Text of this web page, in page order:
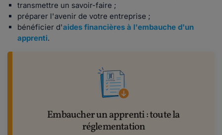
transmettre un savoir-faire ;
préparer l'avenir de votre entreprise ;
bénéficier d'aides financières à l'embauche d'un
apprenti.
Embaucher un apprenti : toute la
réglementation